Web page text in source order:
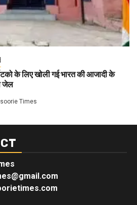
के लिए खोली गई भारत की आजादी के
जेल
Times